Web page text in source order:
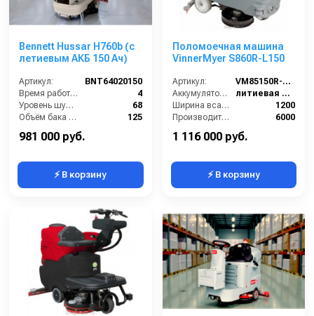
Bennett Hussar H760b (с
летиевым АКБ 150 Ач)
Артикул:
BNT64020150
Время работы от аккумуляторов (ч):
4
Уровень шума (дБ):
68
Объём бака для грязной воды (л):
125
981 000 руб.
⚡ В корзину
Поломоечная машина
VinnerMyer S860R-L150
Артикул:
VM85150R-L150
Аккумулятор АКБ (В/А·ч):
литиевая АКБ 150 Ач С2
Ширина всасывающей балки (мм):
1200
Производительность по площади (м2/ч):
6000
1 116 000 руб.
⚡ В корзину